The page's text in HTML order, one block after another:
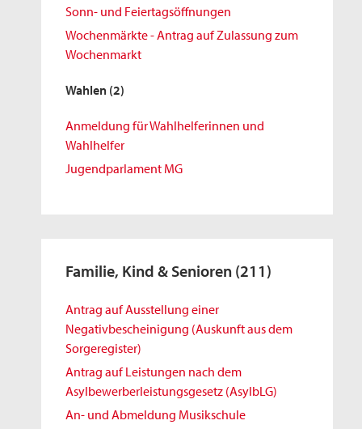
Sonn- und Feiertagsöffnungen
Wochenmärkte - Antrag auf Zulassung zum
Wochenmarkt
Wahlen (2)
Anmeldung für Wahlhelferinnen und
Wahlhelfer
Jugendparlament MG
Familie, Kind & Senioren (211)
Antrag auf Ausstellung einer
Negativbescheinigung (Auskunft aus dem
Sorgeregister)
Antrag auf Leistungen nach dem
Asylbewerberleistungsgesetz (AsylbLG)
An- und Abmeldung Musikschule